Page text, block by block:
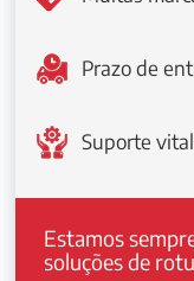
Prazo de
Suporte
Estamos
soluções de